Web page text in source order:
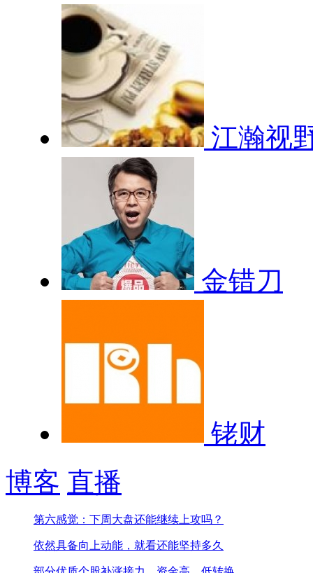
江瀚视
金错刀
铑财
博客 直播
第六感觉：下周大盘还能继续上攻吗？
依然具备向上动能，就看还能坚持多久